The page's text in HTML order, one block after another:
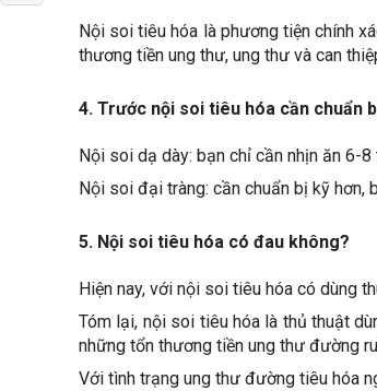
Nội soi tiêu hóa là phương tiện chính
thương tiền ung thư, ung thư và can
4. Trước nội soi tiêu hóa cần chuẩn
Nội soi dạ dày: bạn chỉ cần nhịn ăn 6-
Nội soi đại tràng: cần chuẩn bị kỹ hơn,
5. Nội soi tiêu hóa có đau không?
Hiện nay, với nội soi tiêu hóa có dùng
Tóm lại, nội soi tiêu hóa là thủ thuật
những tổn thương tiền ung thư đường
Với tình trạng ung thư đường tiêu hóa